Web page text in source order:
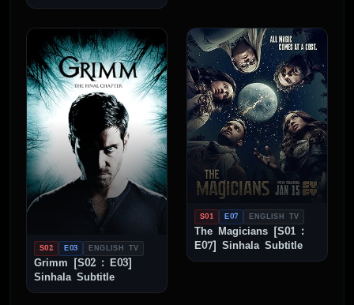
S02 E03 ENGLISH TV
Grimm [S02 : E03]
Sinhala Subtitle
S01 E07 ENGLISH TV
The Magicians [S01 :
E07] Sinhala Subtitle